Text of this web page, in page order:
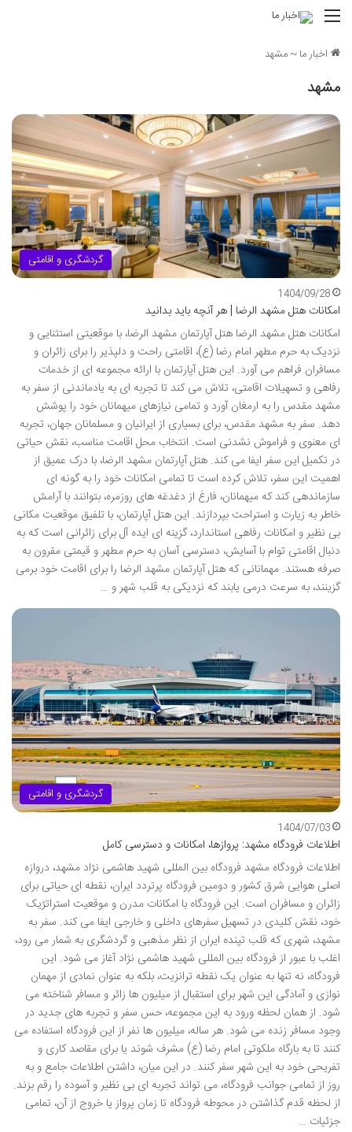
منو
اخبار ما~مشهد
مشهد
گردشگری و اقامتی
1404/09/28
امکانات هتل مشهد الرضا | هر آنچه باید بدانید
امکانات هتل مشهد الرضا هتل آپارتمان مشهد الرضا، با موقعیتی استثنایی و
نزدیک به حرم مطهر امام رضا (ع)، اقامتی راحت و دلپذیر را برای زائران و
مسافران فراهم می آورد. این هتل آپارتمان با ارائه مجموعه ای از خدمات
رفاهی و تسهیلات اقامتی، تلاش می کند تا تجربه ای به یادماندنی از سفر به
مشهد مقدس را به ارمغان آورد و تمامی نیازهای میهمانان خود را پوشش
دهد. سفر به مشهد مقدس، برای بسیاری از ایرانیان و مسلمانان جهان، تجربه
ای معنوی و فراموش نشدنی است. انتخاب محل اقامت مناسب، نقش حیاتی
در تکمیل این سفر ایفا می کند. هتل آپارتمان مشهد الرضا، با درک عمیق از
اهمیت این سفر، تلاش کرده است تا تمامی امکانات خود را به گونه ای
سازماندهی کند که میهمانان، فارغ از دغدغه های روزمره، بتوانند با آرامش
خاطر به زیارت و استراحت بپردازند. این هتل آپارتمان، با تلفیق موقعیت مکانی
بی نظیر و امکانات رفاهی استاندارد، گزینه ای ایده آل برای زائرانی است که به
دنبال اقامتی توام با آسایش، دسترسی آسان به حرم مطهر و قیمتی مقرون به
صرفه هستند. مهمانانی که هتل آپارتمان مشهد الرضا را برای اقامت خود برمی
گزینند، به سرعت درمی یابند که نزدیکی به قلب شهر و …
گردشگری و اقامتی
1404/07/03
اطلاعات فرودگاه مشهد: پروازها، امکانات و دسترسی کامل
اطلاعات فرودگاه مشهد فرودگاه بین المللی شهید هاشمی نژاد مشهد، دروازه
اصلی هوایی شرق کشور و دومین فرودگاه پرتردد ایران، نقطه ای حیاتی برای
زائران و مسافران است. این فرودگاه با امکانات مدرن و موقعیت استراتژیک
خود، نقش کلیدی در تسهیل سفرهای داخلی و خارجی ایفا می کند. سفر به
مشهد، شهری که قلب تپنده ایران از نظر مذهبی و گردشگری به شمار می رود،
اغلب با عبور از فرودگاه بین المللی شهید هاشمی نژاد آغاز می شود. این
فرودگاه، نه تنها به عنوان یک نقطه ترانزیت، بلکه به عنوان نمادی از مهمان
نوازی و آمادگی این شهر برای استقبال از میلیون ها زائر و مسافر شناخته می
شود. از همان لحظه ورود به این مجموعه، حس سفر و تجربه های جدید در
وجود مسافر زنده می شود. هر ساله، میلیون ها نفر از این فرودگاه استفاده می
کنند تا به بارگاه ملکوتی امام رضا (ع) مشرف شوند یا برای مقاصد کاری و
تفریحی خود به این شهر سفر کنند. در این میان، داشتن اطلاعات جامع و به
روز از تمامی جوانب فرودگاه، می تواند تجربه ای بی نظیر و آسوده را رقم بزند.
از لحظه قدم گذاشتن در محوطه فرودگاه تا زمان پرواز یا خروج از آن، تمامی
جزئیات …